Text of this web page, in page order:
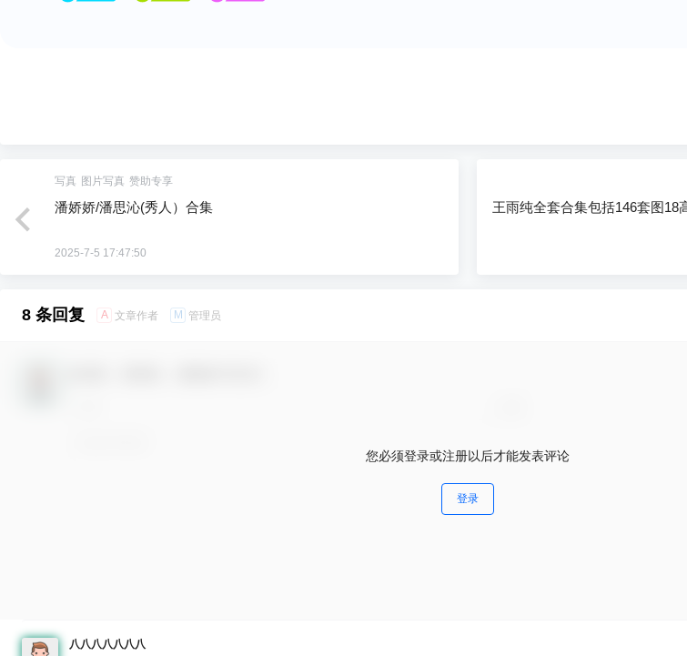
写真 图片写真 赞助专享
潘娇娇/潘思沁(秀人）合集
2025-7-5 17:47:50
王雨纯全套合集包括146套图18
8 条回复 A 文章作者 M 管理员
您必须登录或注册以后才能发表评论
登录
八八八八八八八